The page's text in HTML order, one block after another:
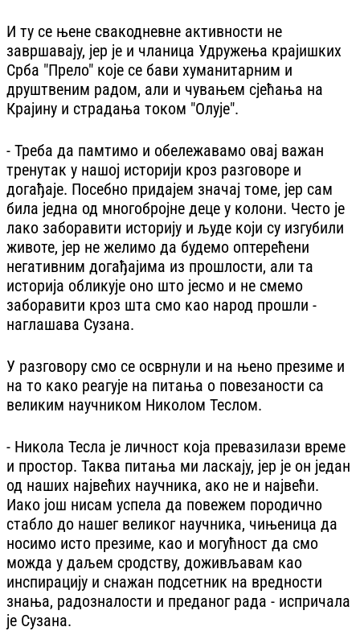
И ту се њене свакодневне активности не
завршавају, јер је и чланица Удружења крајишких
Срба "Прело" које се бави хуманитарним и
друштвеним радом, али и чувањем сјећања на
Крајину и страдања током "Олује".
- Треба да памтимо и обележавамо овај важан
тренутак у нашој историји кроз разговоре и
догађаје. Посебно придајем значај томе, јер сам
била једна од многобројне деце у колони. Често је
лако заборавити историју и људе који су изгубили
животе, јер не желимо да будемо оптерећени
негативним догађајима из прошлости, али та
историја обликује оно што јесмо и не смемо
заборавити кроз шта смо као народ прошли -
наглашава Сузана.
У разговору смо се осврнули и на њено презиме и
на то како реагује на питања о повезаности са
великим научником Николом Теслом.
- Никола Тесла је личност која превазилази време
и простор. Таква питања ми ласкају, јер је он један
од наших највећих научника, ако не и највећи.
Иако још нисам успела да повежем породично
стабло до нашег великог научника, чињеница да
носимо исто презиме, као и могућност да смо
можда у даљем сродству, доживљавам као
инспирацију и снажан подсетник на вредности
знања, радозналости и преданог рада - испричала
је Сузана.